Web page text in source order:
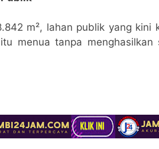
m², lahan publik yang kini
menua tanpa